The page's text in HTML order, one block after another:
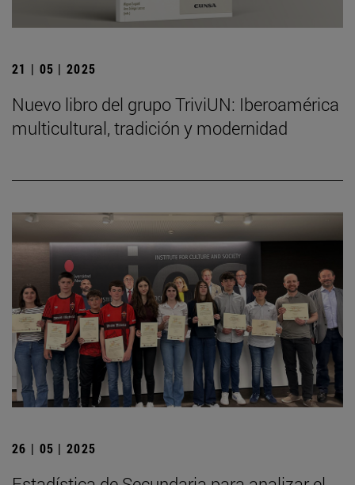
21 | 05 | 2025
Nuevo libro del grupo TriviUN: Iberoamérica
multicultural, tradición y modernidad
26 | 05 | 2025